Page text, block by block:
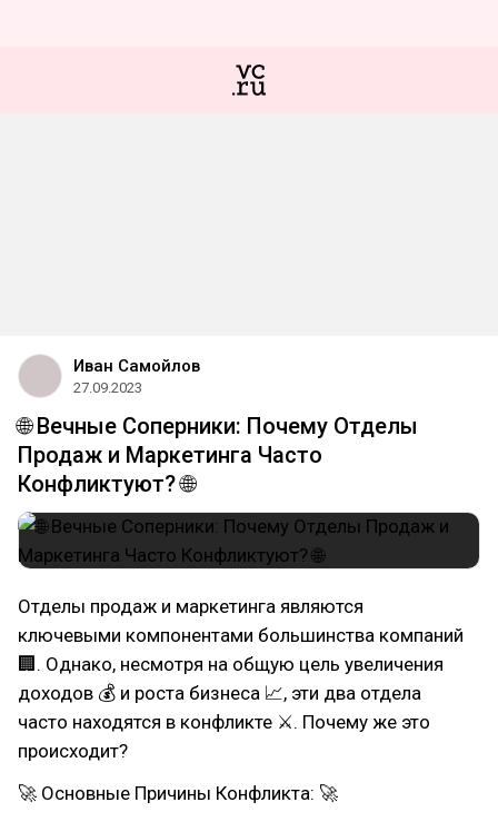
Иван Самойлов
27.09.2023
🌐 Вечные Соперники: Почему Отделы
Продаж и Маркетинга Часто
Конфликтуют? 🌐
Отделы продаж и маркетинга являются
ключевыми компонентами большинства компаний
🏢. Однако, несмотря на общую цель увеличения
доходов 💰 и роста бизнеса 📈, эти два отдела
часто находятся в конфликте ⚔. Почему же это
происходит?
🚀 Основные Причины Конфликта: 🚀